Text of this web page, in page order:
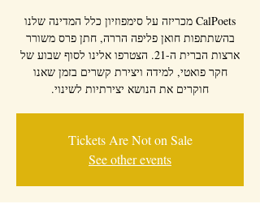
CalPoets מכריזה על סימפוזיון כלל המדינה שלנו
בהשתתפות חואן פליפה הררה, חתן פרס משורר
ארצות הברית ה-21. הצטרפו אלינו לסוף שבוע של
חקר פואטי, למידה ויצירת קשרים בזמן שאנו
חוקרים את הנושא יצירתיות לשינוי.
Tickets Are Not on Sale
See other events